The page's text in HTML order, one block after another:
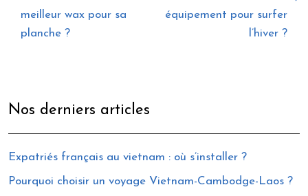
meilleur wax pour sa
planche ?
équipement pour surfer
l’hiver ?
Nos derniers articles
Expatriés français au vietnam : où s’installer ?
Pourquoi choisir un voyage Vietnam-Cambodge-Laos ?